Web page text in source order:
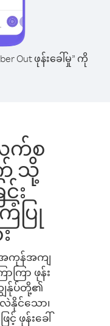
Out ဖုန်းခေါ်မှု” ကို
က်စ
သို့
း
ပြု
အကုန်အကျ
ာကြာ ဖုန်း
ျွန်ုပ်တို့၏
နိုင်သော၊
ဖုန်းခေါ်